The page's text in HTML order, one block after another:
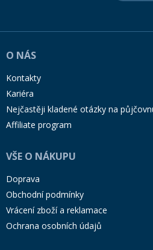
O NÁS
Kontakty
Kariéra
Nejčastěji kladené otázky na
Affiliate program
VŠE O NÁKUPU
Doprava
Obchodní podmínky
Vrácení zboží a reklamace
Ochrana osobních údajů